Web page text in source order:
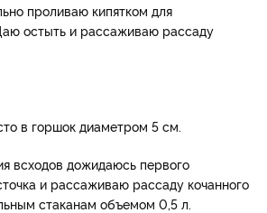
проливаю кипятком для
остыть и рассаживаю рассаду
в горшок диаметром 5 см.
всходов дожидаюсь первого
и рассаживаю рассаду кочанного
стаканам объемом 0,5 л.